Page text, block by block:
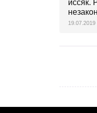
19.07.2019